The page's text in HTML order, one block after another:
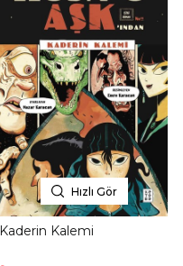
Hızlı Gör
Kaderin Kalemi